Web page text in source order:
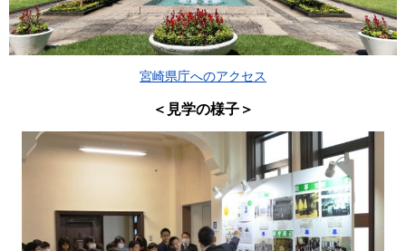
宮崎県庁へのアクセス
＜見学の様子＞